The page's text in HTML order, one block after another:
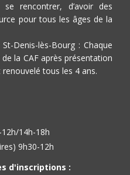
rencontrer, d’avoir des
pour tous les âges de la
Denis-lès-Bourg : Chaque
la CAF après présentation
tous les 4 ans.
14h-18h
9h30-12h
d'inscriptions :